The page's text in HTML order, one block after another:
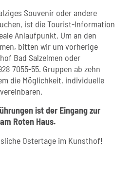
Souvenir oder andere
ist die Tourist-Information
Anlaufpunkt. Um an den
bitten wir um vorherige
Bad Salzelmen oder
7055-55. Gruppen ab zehn
die Möglichkeit, individuelle
ist der Eingang zur
Roten Haus.
Ostertage im Kunsthof!